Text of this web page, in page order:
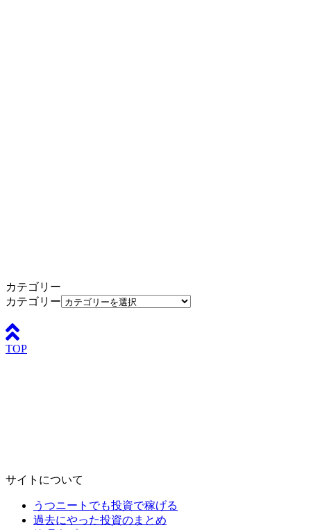
カテゴリー
カテゴリー
TOP
サイトについて
うつニートでも投資で稼げる
過去にやった投資のまとめ